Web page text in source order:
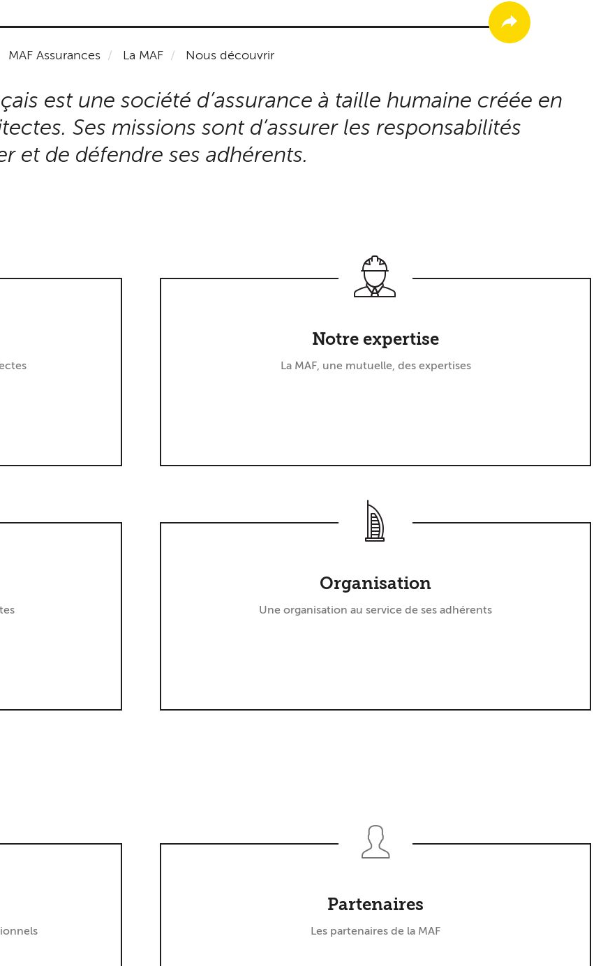
MAF Assurances La MAF Nous découvrir
est une société d’assurance à taille humaine créée en
Ses missions sont d’assurer les responsabilités
et de défendre ses adhérents.
Notre expertise
La MAF, une mutuelle, des expertises
Organisation
Une organisation au service de ses adhérents
Partenaires
Les partenaires de la MAF